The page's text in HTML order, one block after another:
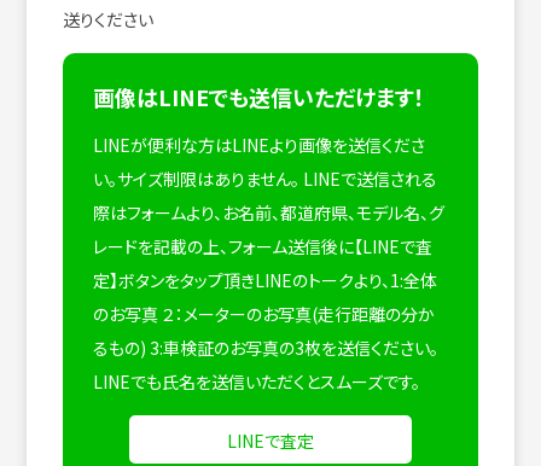
送りください
画像はLINEでも送信いただけます！
LINEが便利な方はLINEより画像を送信くださ
い。サイズ制限はありません。 LINEで送信される
際はフォームより、お名前、都道府県、モデル名、グ
レードを記載の上、フォーム送信後に【LINEで査
定】ボタンをタップ頂きLINEのトークより、1:全体
のお写真 ２：メーターのお写真(走行距離の分か
るもの) 3:車検証のお写真の3枚を送信ください。
LINEでも氏名を送信いただくとスムーズです。
LINEで査定